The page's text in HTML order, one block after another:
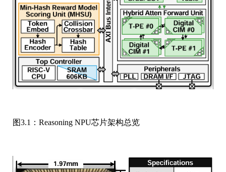
图3.1：Reasoning NPU芯片架构总览